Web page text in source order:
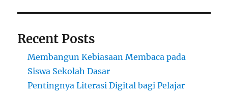
Recent Posts
Membangun Kebiasaan Membaca pada
Siswa Sekolah Dasar
Pentingnya Literasi Digital bagi Pelajar